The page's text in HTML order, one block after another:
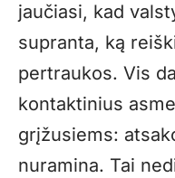
jaučiasi, kad
supranta, ką
pertraukos. Vis
kontaktinius
grįžusiems:
nuramina. Tai